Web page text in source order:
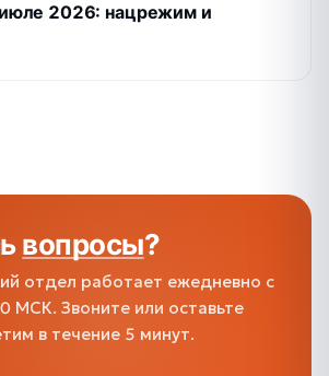
июле 2026: нацрежим и
вопросы?
отдел работает ежедневно с
МСК. Звоните или оставьте
в течение 5 минут.